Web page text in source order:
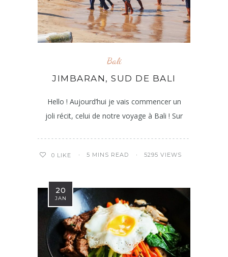
Bali
JIMBARAN, SUD DE BALI
Hello ! Aujourd’hui je vais commencer un
joli récit, celui de notre voyage à Bali ! Sur
0 LIKE 5 MINS READ 5295 VIEWS
20
JAN